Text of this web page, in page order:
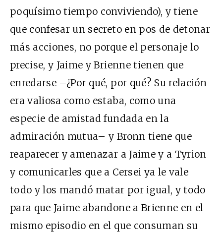
poquísimo tiempo conviviendo), y tiene
que confesar un secreto en pos de detonar
más acciones, no porque el personaje lo
precise, y Jaime y Brienne tienen que
enredarse –¿Por qué, por qué? Su relación
era valiosa como estaba, como una
especie de amistad fundada en la
admiración mutua– y Bronn tiene que
reaparecer y amenazar a Jaime y a Tyrion
y comunicarles que a Cersei ya le vale
todo y los mandó matar por igual, y todo
para que Jaime abandone a Brienne en el
mismo episodio en el que consuman su